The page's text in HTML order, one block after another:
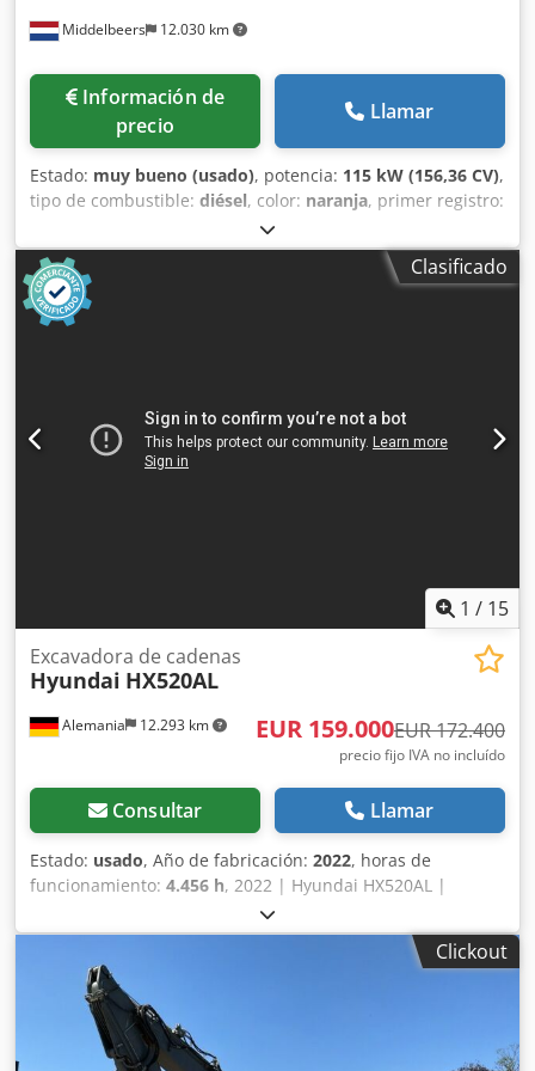
Middelbeers 12.030 km
Información de
precio
Llamar
Estado: muy bueno (usado), potencia: 115 kW (156,36 CV),
tipo de combustible: diésel, color: naranja, primer registro:
, Año de fabricación:2012
funcionamiento:15.109 h, Información general Año del
modelo: 2012 Número de serie: DCH210R5NCEAH2500
Información técnica Número de cilindros: 4 Peso en vacío:
22.600 kg Funcionalidad Anchura de trabajo: 300 cm
propietario, historial de mantenimiento completo, ¡listo
para trabajar de inmediato! - 80 % sistema de cadenas -
Incluye 3 cucharas: 1300 mm, 450 mm y 2000 mm cuchara
Clasificado
1 / 15
Alemania 12.293 km
Excavadora de cadenas
Hyundai HX520AL
EUR 159.000EUR 172.400
precio fijo IVA no incluído
Consultar Llamar
Estado: usado, Año de fabricación: 2022, horas de
funcionamiento: 4.456 h, 2022 | Hyundai HX520AL |
Excavadora de orugas usada | 4456 horas 📍Ubicación:
Alemania 🚛 Entrega disponible en su destino. ¡Utilice
nuestra calculadora de envío para estimar los costes de
transporte! 💰 Compre ahora por 159 000 EUR o haga una
oferta. Pago a la entrega disponible por una tarifa
asequible (sujeto a aprobación)* 👷‍♂️ Inspeccionada por un
experto independiente 59 puntos de inspección: 55
Clickout